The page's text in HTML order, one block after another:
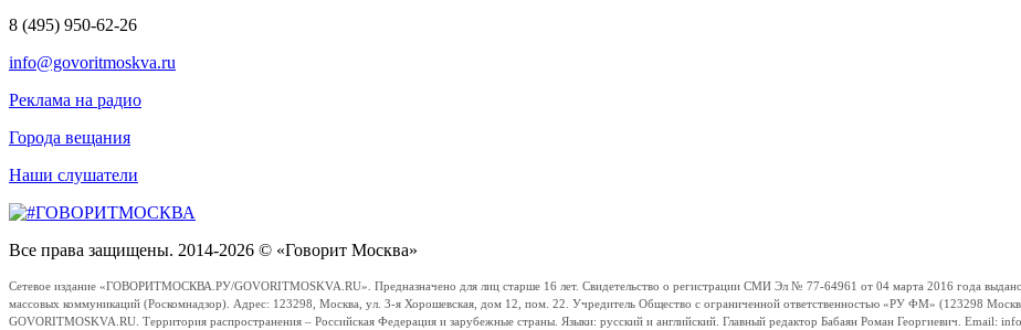
8 (495) 950-62-26
info@govoritmoskva.ru
Реклама на радио
Города вещания
Наши слушатели
Все права защищены. 2014-2026 © «Говорит Москва»
Сетевое издание «ГОВОРИТМОСКВА.РУ/GOVORITMOSKVA.RU». Предназначено для лиц старше 16 лет. Свидетельство о регистрации СМИ Эл № 77-64961 от 04 марта 2016 года
массовых коммуникаций (Роскомнадзор). Адрес: 123298, Москва, ул. 3-я Хорошевская, дом 12, пом. 22. Учредитель Общество с ограниченной ответственностью «РУ ФМ» (123298
GOVORITMOSKVA.RU. Территория распространения – Российская Федерация и зарубежные страны. Языки: русский и английский. Главный редактор Бабаян Роман Георгиевич. Email: